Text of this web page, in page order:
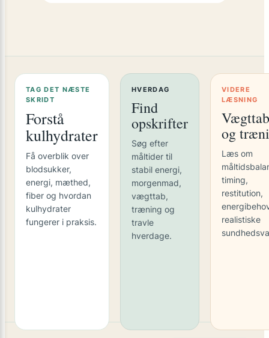
TAG DET NÆSTE
SKRIDT
Forstå
kulhydrater
Få overblik over
blodsukker,
energi, mæthed,
fiber og hvordan
kulhydrater
fungerer i praksis.
HVERDAG
Find
opskrifter
Søg efter
måltider til
stabil energi,
morgenmad,
vægttab,
træning og
travle
hverdage.
VIDERE
LÆSNING
Vægttab
og
Læs om
timing,
restitution,
realistiske